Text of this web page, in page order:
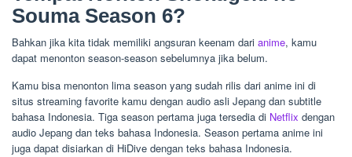
Souma Season 6?
Bahkan jika kita tidak memiliki angsuran keenam dari anime, kamu
dapat menonton season-season sebelumnya jika belum.
Kamu bisa menonton lima season yang sudah rilis dari anime ini di
situs streaming favorite kamu dengan audio asli Jepang dan subtitle
bahasa Indonesia. Tiga season pertama juga tersedia di Netflix dengan
audio Jepang dan teks bahasa Indonesia. Season pertama anime ini
juga dapat disiarkan di HiDive dengan teks bahasa Indonesia.